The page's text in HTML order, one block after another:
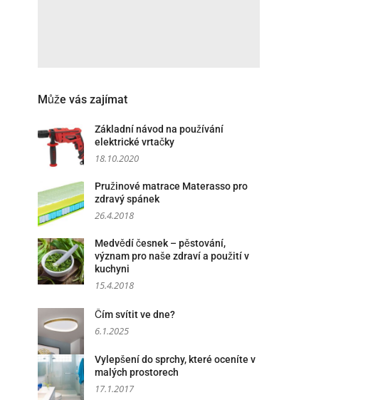
Může vás zajímat
Základní návod na používání
elektrické vrtačky
18.10.2020
Pružinové matrace Materasso pro
zdravý spánek
26.4.2018
Medvědí česnek – pěstování,
význam pro naše zdraví a použití v
kuchyni
15.4.2018
Čím svítit ve dne?
6.1.2025
Vylepšení do sprchy, které oceníte v
malých prostorech
17.1.2017